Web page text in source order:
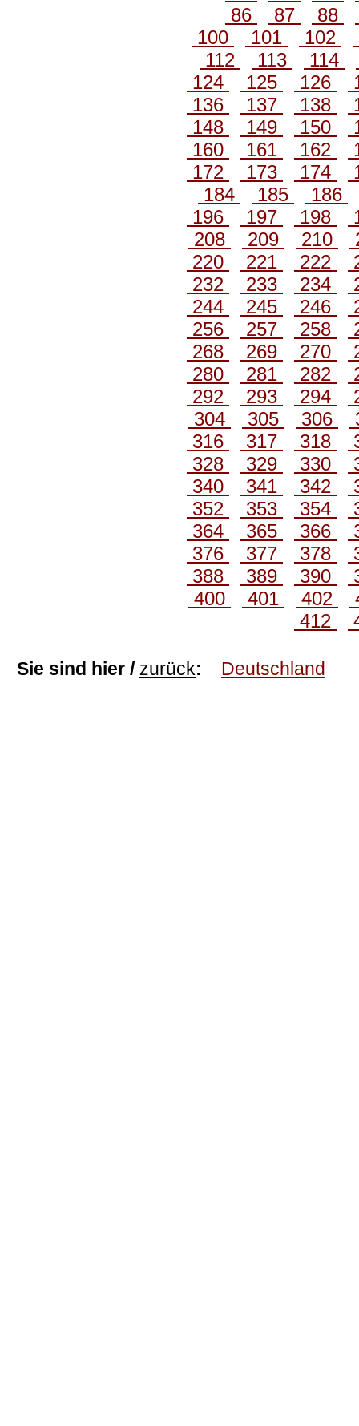
86
87 88
100
101 102
112
113 114
124
125 126
136
137 138
148
149 150
160
161 162
172
173 174
184
185
186
196
197 198
208
209 210
220
221 222
232
233 234
244
245 246
256
257 258
268
269 270
280
281 282
292
293 294
304
305 306
316
317 318
328
329 330
340
341 342
352
353 354
364
365 366
376
377 378
388
389 390
400
401 402
412
Sie sind hier / zurück: Deutschland